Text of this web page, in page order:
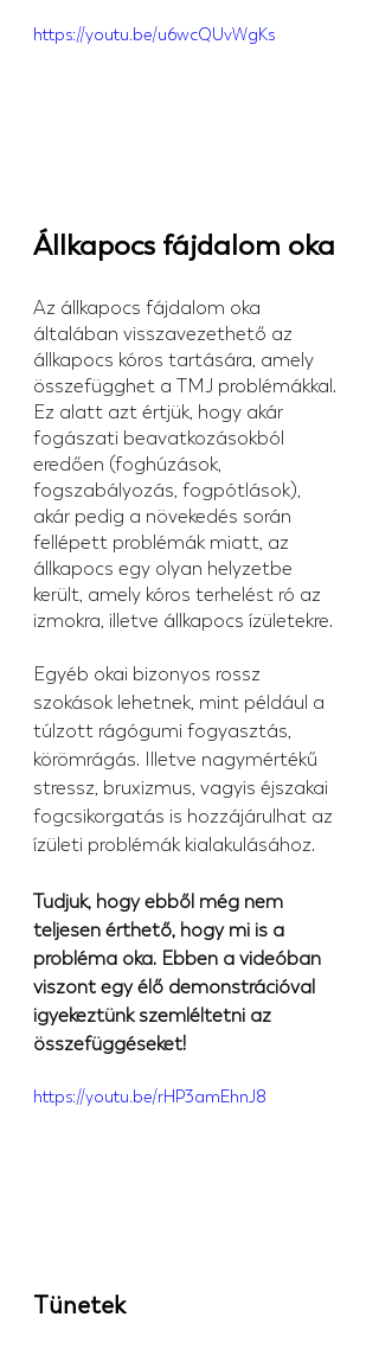
https://youtu.be/u6wcQUvWgKs
Állkapocs fájdalom oka
Az állkapocs fájdalom oka
általában visszavezethető az
állkapocs kóros tartására, amely
összefügghet a TMJ problémákkal.
Ez alatt azt értjük, hogy akár
fogászati beavatkozásokból
eredően (foghúzások,
fogszabályozás, fogpótlások),
akár pedig a növekedés során
fellépett problémák miatt, az
állkapocs egy olyan helyzetbe
került, amely kóros terhelést ró az
izmokra, illetve állkapocs ízületekre.
Egyéb okai bizonyos rossz
szokások lehetnek, mint például a
túlzott rágógumi fogyasztás,
körömrágás. Illetve nagymértékű
stressz, bruxizmus, vagyis éjszakai
fogcsikorgatás is hozzájárulhat az
ízületi problémák kialakulásához.
Tudjuk, hogy ebből még nem
teljesen érthető, hogy mi is a
probléma oka. Ebben a videóban
viszont egy élő demonstrációval
igyekeztünk szemléltetni az
összefüggéseket!
https://youtu.be/rHP3amEhnJ8
Tünetek